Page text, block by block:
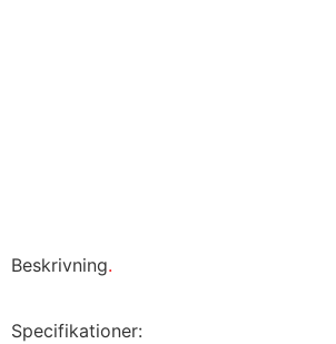
Beskrivning.
Specifikationer: